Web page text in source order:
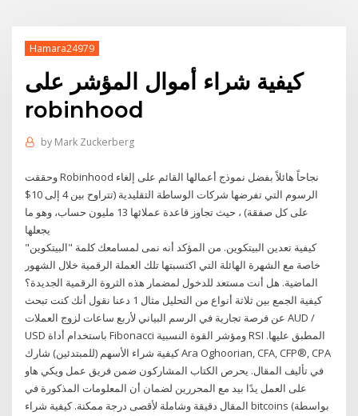
Hamara24979
كيفية شراء أموال المؤشر على
robinhood
by Mark Zuckerberg
وحققت Robinhood نجاحاً هائلاً بفضل نموذج أعمالها القائم على إلغاء
الرسوم التي تفرضها شركات الوساطة التقليدية (تتراوح بين 4 إلى 10$
على كل صفقة) ، حيث تجاوز قاعدة عملائها 13 مليون حساب، وهو ما
يجعلها
كيفية تعدين البيتكوين. من المؤكد أنه نمى لمسامعك كلمة "البيتكوين"
خاصة مع الشهرة الهائلة التي اكتسبتها تلك العملة الرقمية خلال الشهور
الماضية. هل أنت مستعد للدخول لمضمار هذه الثروة الرقمية الجديدة؟
كيفية الجمع بين ثلاثة أنواع من التحليل مثال 1 دعنا نقول أنك كنت تبحث
عن فرصة تجارية في الرسم البياني لأربع ساعات لزوج العملات AUD /
USD باستخدام أداة Fibonacci ومؤشر القوة النسبية RSI المطبق عليها.
كيفية شراء الأسهم (للمبتدئين) شارك Ara Oghoorian, CFA, CFP®, CPA
في تأليف المقال. يحرص الكتاب المشاركون ضمن فريق عمل ويكي هاو
على العمل يدًا بيد مع المحررين لضمان أن المعلومات المذكورة في
المقال دقيقة وشاملة لأقصى درجة ممكنة. كيفية شراء bitcoins (بواسطة